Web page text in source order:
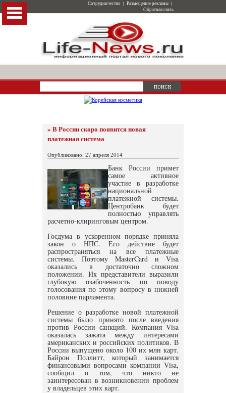
Сотрудничество | Размещение рекламы |
Обратная связь
» В России скоро появится новая
платежная система
Опубликовано: 27 апреля 2014
Банк России примет
самое активное
участие в разработке
национальной
платежной системы.
Центробанк будет
полностью управлять
расчетно-клиринговым центром.
Госдума в ускоренном порядке приняла
закон о НПС. Его действие будет
распространяться на все платежные
системы. Поэтому MasterCard и Visa
оказались в достаточно сложном
положении. Их представители выразили
глубокую озабоченность по поводу
голосования по этому вопросу в нижней
половине парламента.
Решение о разработке новой платежной
системы было принято после введения
против России санкций. Компания Visa
оказалась зажата между интересами
американских и российских политиков. В
России выпущено около 100 их млн карт.
Байрон Поллитт, который занимается
финансовыми вопросами компании Visa,
сообщил о том, что никто не
заинтересован в возникновении проблем
у владельцев этих карт.